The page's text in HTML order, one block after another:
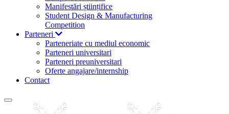
Manifestări științifice
Student Design & Manufacturing
Competition
Parteneri
Parteneriate cu mediul economic
Parteneri universitari
Parteneri preuniversitari
Oferte angajare/internship
Contact